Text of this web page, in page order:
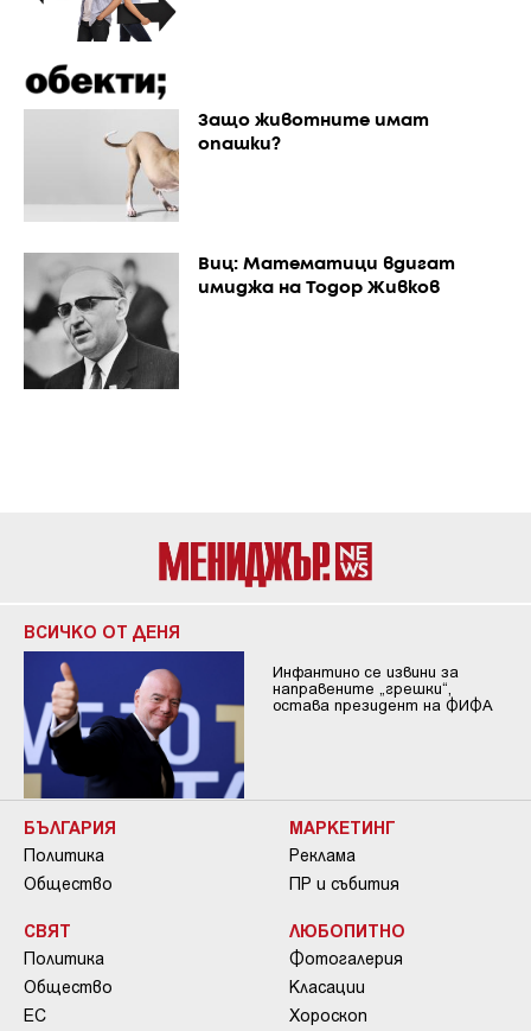
Защо животните имат
опашки?
Виц: Математици вдигат
имиджа на Тодор Живков
ВСИЧКО ОТ ДЕНЯ
Инфантино се извини за
направените „грешки“,
остава президент на ФИФА
БЪЛГАРИЯ
Политика
Общество
СВЯТ
Политика
Общество
ЕС
МАРКЕТИНГ
Реклама
ПР и събития
ЛЮБОПИТНО
Фотогалерия
Класации
Хороскоп